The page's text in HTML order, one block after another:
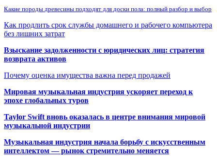
Какие породы древесины подходят для доски пола: полный разбор и выбор
Как продлить срок службы домашнего и рабочего компьютера
без лишних затрат
Взыскание задолженности с юридических лиц: стратегия
возврата активов
Почему оценка имущества важна перед продажей
Мировая музыкальная индустрия ускоряет переход к
эпохе глобальных туров
Taylor Swift вновь оказалась в центре внимания мировой
музыкальной индустрии
Музыкальная индустрия начала борьбу с искусственным
интеллектом — рынок стремительно меняется